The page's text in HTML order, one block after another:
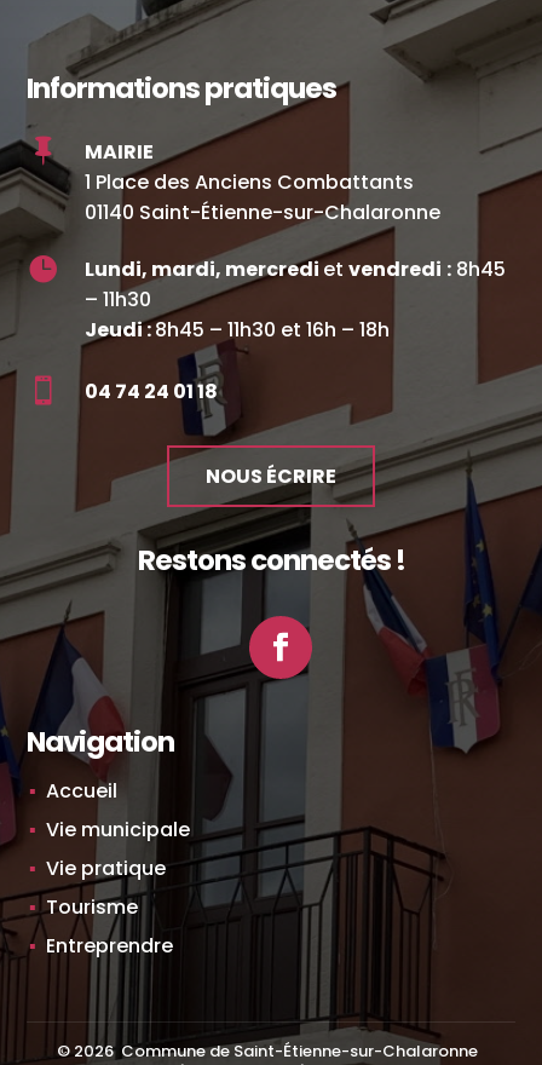
Informations pratiques

MAIRIE
1 Place des Anciens Combattants
01140 Saint-Étienne-sur-Chalaronne
 Lundi, mardi, mercrediet vendredi :8h45
– 11h30
Jeudi :8h45 – 11h30 et 16h – 18h
 04 74 24 01 18
NOUS ÉCRIRE
Restons connectés !
Facebook
Navigation
Accueil
Vie municipale
Vie pratique
Tourisme
Entreprendre
©2026Commune de Saint-Étienne-sur-Chalaronne